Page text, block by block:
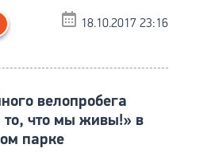
18.10.2017 23:16
велопробега
то, что мы живы!» в
парке